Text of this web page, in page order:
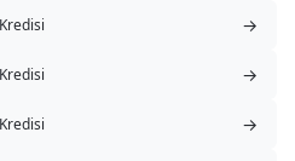
→
→
→